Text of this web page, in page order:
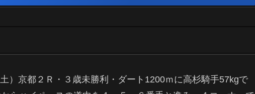
）京都２Ｒ・３歳未勝利・ダート1200ｍに高杉騎手57kgで